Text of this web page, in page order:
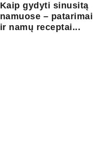
Kaip gydyti sinusitą
namuose – patarimai
ir namų receptai...